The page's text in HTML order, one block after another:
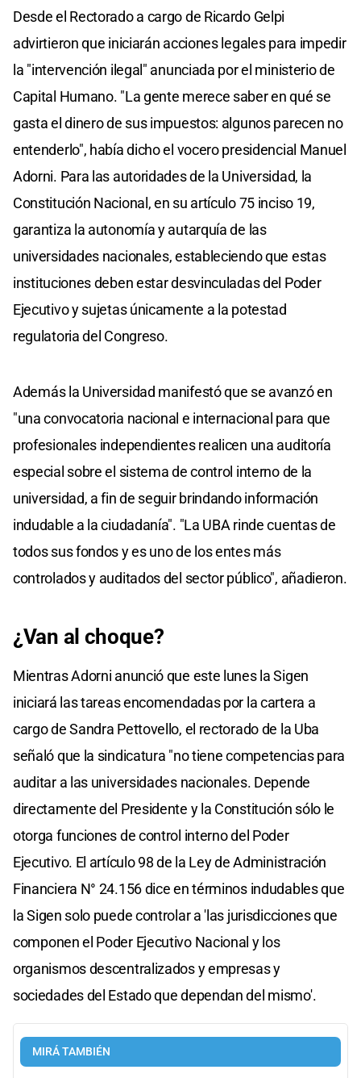
Desde el Rectorado a cargo de Ricardo Gelpi
advirtieron que iniciarán acciones legales para impedir
la "intervención ilegal" anunciada por el ministerio de
Capital Humano. "La gente merece saber en qué se
gasta el dinero de sus impuestos: algunos parecen no
entenderlo", había dicho el vocero presidencial Manuel
Adorni. Para las autoridades de la Universidad, la
Constitución Nacional, en su artículo 75 inciso 19,
garantiza la autonomía y autarquía de las
universidades nacionales, estableciendo que estas
instituciones deben estar desvinculadas del Poder
Ejecutivo y sujetas únicamente a la potestad
regulatoria del Congreso.
Además la Universidad manifestó que se avanzó en
"una convocatoria nacional e internacional para que
profesionales independientes realicen una auditoría
especial sobre el sistema de control interno de la
universidad, a fin de seguir brindando información
indudable a la ciudadanía". "La UBA rinde cuentas de
todos sus fondos y es uno de los entes más
controlados y auditados del sector público", añadieron.
¿Van al choque?
Mientras Adorni anunció que este lunes la Sigen
iniciará las tareas encomendadas por la cartera a
cargo de Sandra Pettovello, el rectorado de la Uba
señaló que la sindicatura "no tiene competencias para
auditar a las universidades nacionales. Depende
directamente del Presidente y la Constitución sólo le
otorga funciones de control interno del Poder
Ejecutivo. El artículo 98 de la Ley de Administración
Financiera N° 24.156 dice en términos indudables que
la Sigen solo puede controlar a 'las jurisdicciones que
componen el Poder Ejecutivo Nacional y los
organismos descentralizados y empresas y
sociedades del Estado que dependan del mismo'.
MIRÁ TAMBIÉN